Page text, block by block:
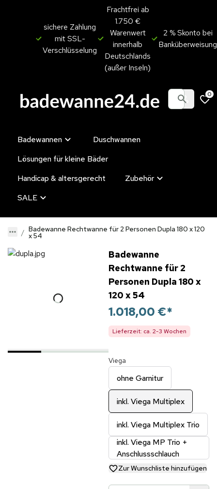
sichere Zahlung
mit SSL-
Verschlüsselung
Frachtfrei ab
1.750 €
Warenwert
innerhalb
Deutschlands
(außer Inseln)
2 % Skonto bei
Banküberweisung
0
Badewannen
Duschwannen
Lösungen für kleine Bäder
Handicap & altersgerecht
Zubehör
SALE
Badewanne Rechtwanne für 2 Personen Dupla 180 x 120
x 54
Badewanne
Rechtwanne für 2
Personen Dupla 180 x
120 x 54
1.018,00 €*
Lieferzeit: ca. 2-3 Wochen
Viega
ohne Garnitur
inkl. Viega Multiplex
inkl. Viega Multiplex Trio
inkl. Viega MP Trio +
Anschlussschlauch
Zur Wunschliste hinzufügen